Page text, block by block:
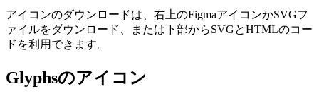
アイコンのダウンロードは、右上のFigmaアイコンかSVGフ
ァイルをダウンロード、または下部からSVGとHTMLのコー
ドを利用できます。
Glyphsのアイコン